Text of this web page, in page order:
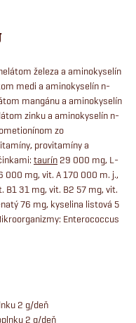
železa a aminokyselín
medi a aminokyselín n-
mangánu a aminokyselín
zinku a aminokyselín n-
zo
provitamíny a
taurín 29 000 mg, L-
000 mg, vit. A 170 000 m. j.,
B1 31 mg, vit. B2 57 mg, vit.
76 mg, kyselina listová 5
Enterococcus
2 g/deň
2 g/deň